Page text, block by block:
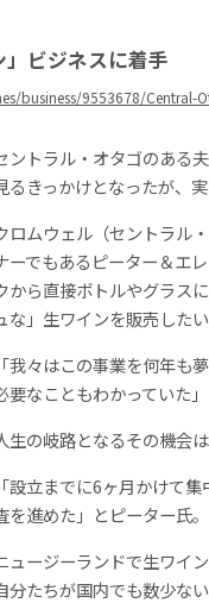
ビジネスに着手
business/9553678/Central-
ントラル・オタゴのある
るきっかけとなったが、
ロムウェル（セントラル
ーでもあるピーター＆エ
から直接ボトルやグラス
な」生ワインを販売した
「我々はこの事業を何年も
要なこともわかっていた
生の岐路となるその機会
「設立までに6ヶ月かけて
を進めた」とピーター氏。
ュージーランドで生ワイ
分たちが国内でも数少な